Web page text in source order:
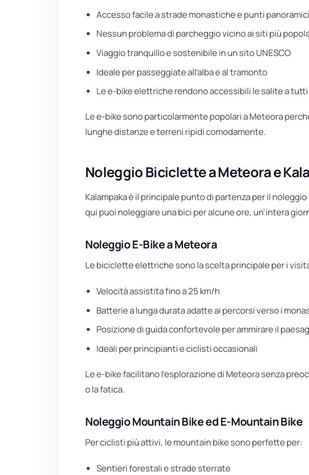
Accesso facile a strade monastiche e punti panoramici
Nessun problema di parcheggio vicino ai siti più
Viaggio tranquillo e sostenibile in un sito UNESCO
Ideale per passeggiate all’alba e al tramonto
Le e-bike elettriche rendono accessibili le salite a
Le e-bike sono particolarmente popolari a Meteora
lunghe distanze e terreni ripidi comodamente.
Noleggio Biciclette a Meteora e
Kalampaka è il principale punto di partenza per il
qui puoi noleggiare una bici per alcune ore, un’intera
Noleggio E-Bike a Meteora
Le biciclette elettriche sono la scelta principale per i
Velocità assistita fino a 25 km/h
Batterie a lunga durata adatte ai percorsi verso i
Posizione di guida confortevole per ammirare il
Ideali per principianti e ciclisti occasionali
Le e-bike facilitano l'esplorazione di Meteora senza
o la fatica.
Noleggio Mountain Bike ed E-Mountain Bike
Per ciclisti più attivi, le mountain bike sono perfette per:
Sentieri forestali e strade sterrate